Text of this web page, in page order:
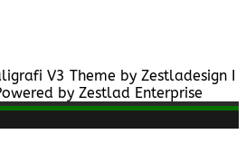
V3 Theme by Zestladesign I
by Zestlad Enterprise